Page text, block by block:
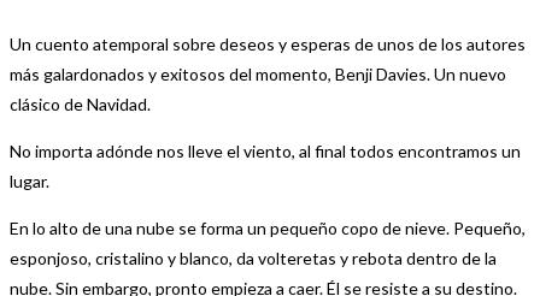
Un cuento atemporal sobre deseos y esperas de unos de los autores
más galardonados y exitosos del momento, Benji Davies. Un nuevo
clásico de Navidad.
No importa adónde nos lleve el viento, al final todos encontramos un
lugar.
En lo alto de una nube se forma un pequeño copo de nieve. Pequeño,
esponjoso, cristalino y blanco, da volteretas y rebota dentro de la
nube. Sin embargo, pronto empieza a caer. Él se resiste a su destino.